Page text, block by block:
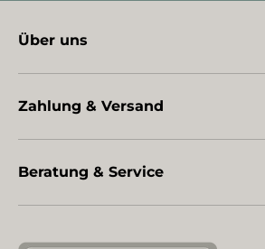
Über uns
Zahlung & Versand
Beratung & Service